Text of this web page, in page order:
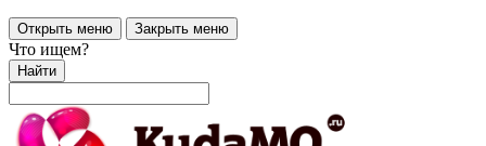
Открыть меню Закрыть меню
Что ищем?
Найти